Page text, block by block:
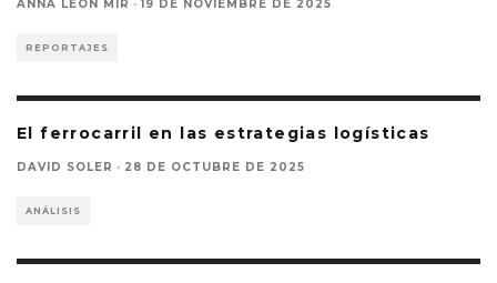
ANNA LEÓN MIR · 19 DE NOVIEMBRE DE 2025
REPORTAJES
El ferrocarril en las estrategias logísticas
DAVID SOLER · 28 DE OCTUBRE DE 2025
ANÁLISIS